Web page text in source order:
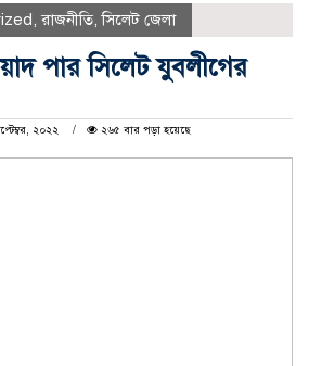
, রাজনীতি,সিলেট জেলা
পার সিলেট যুবলীগের
২০২২
২৬৫ বার পড়া হয়েছে